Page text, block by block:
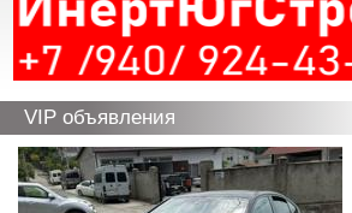
VIP объявления